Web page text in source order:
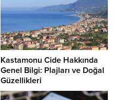
Kastamonu Cide Hakkında
Genel Bilgi: Plajları ve Doğal
Güzellikleri